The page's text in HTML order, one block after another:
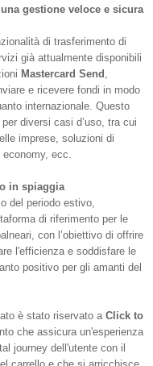
gestione veloce e sicura
di trasferimento di
già attualmente disponibili
Mastercard Send
e ricevere fondi in modo
internazionale. Questo
diversi casi d’uso, tra cui
imprese, soluzioni di
ecc.
in spiaggia
del periodo estivo,
di riferimento per le
con l’obiettivo di offrire
l'efficienza e soddisfare le
positivo per gli amanti del
è stato riservato a Click to
che assicura un'esperienza
journey dell'utente con il